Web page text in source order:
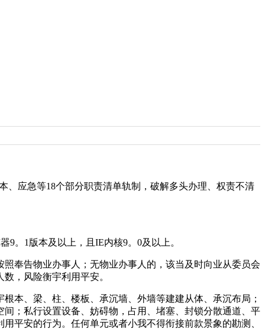
应急等18个部分职责清单轨制，破解多头办理、权责不清
。1版本及以上，且IE内核9。0及以上。
奉告物业办事人；无物业办事人的，该当及时向业从委员会
，风险衡宇利用平安。
、梁、柱、楼板、承沉墙、外墙等建建从体、承沉布局；
；私行设置设备、妨碍物，占用、堵塞、封锁分散通道、平
平安的行为。任何单元或者小我不得衔接前款景象的勘测、